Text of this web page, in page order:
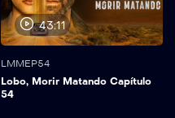
43:11
LMMEP54
Lobo, Morir Matando Capítulo
54